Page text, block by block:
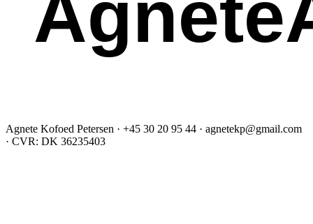
Agnete Kofoed Petersen · +45 30 20 95 44 · agnetekp@gmail.com
· CVR: DK 36235403